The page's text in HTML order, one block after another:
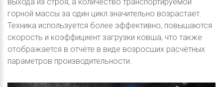
горной массы за один цикл значительно возрастает.
Техника используется более эффективно, повышаются
скорость и коэффициент загрузки ковша, что также
отображается в отчёте в виде возросших расчётных
параметров производительности.